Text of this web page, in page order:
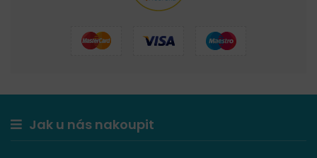
Jak u nás nakoupit